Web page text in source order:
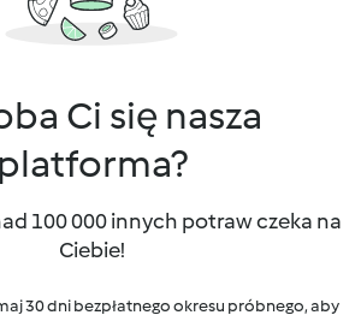
Ci się nasza
platforma?
100 000 innych potraw czeka na
Ciebie!
30 dni bezpłatnego okresu próbnego, aby